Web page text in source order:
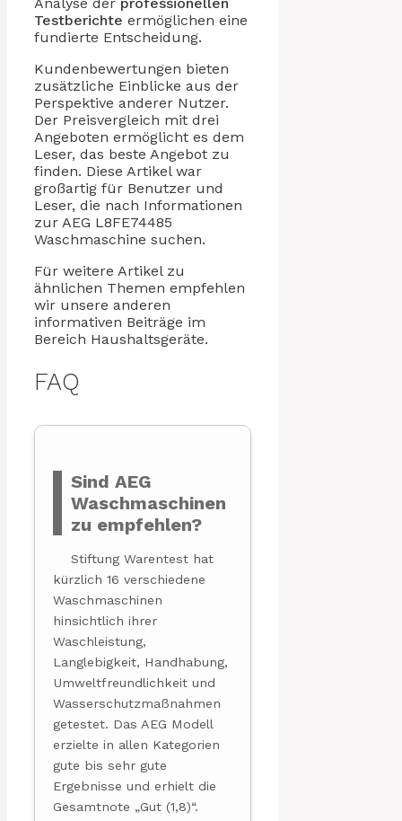
Testberichte ermöglichen eine
fundierte Entscheidung.
Kundenbewertungen bieten
zusätzliche Einblicke aus der
Perspektive anderer Nutzer.
Der Preisvergleich mit drei
Angeboten ermöglicht es dem
Leser, das beste Angebot zu
finden. Diese Artikel war
großartig für Benutzer und
Leser, die nach Informationen
zur AEG L8FE74485
Waschmaschine suchen.
Für weitere Artikel zu
ähnlichen Themen empfehlen
wir unsere anderen
informativen Beiträge im
Bereich Haushaltsgeräte.
FAQ
Sind AEG
Waschmaschinen
zu empfehlen?
Stiftung Warentest hat
kürzlich 16 verschiedene
Waschmaschinen
hinsichtlich ihrer
Waschleistung,
Langlebigkeit, Handhabung,
Umweltfreundlichkeit und
Wasserschutzmaßnahmen
getestet. Das AEG Modell
erzielte in allen Kategorien
gute bis sehr gute
Ergebnisse und erhielt die
Gesamtnote „Gut (1,8)“.